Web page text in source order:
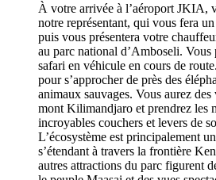
À votre arrivée à l’aéroport JKIA,
notre représentant, qui vous fera
puis vous présentera votre
au parc national d’Amboseli.
safari en véhicule en cours de
pour s’approcher de près des
animaux sauvages. Vous aurez
mont Kilimandjaro et prendrez les
incroyables couchers et levers de
L’écosystème est principalement
s’étendant à travers la frontière
autres attractions du parc figurent